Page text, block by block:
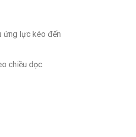
ứng lực kéo đến
chiều dọc.